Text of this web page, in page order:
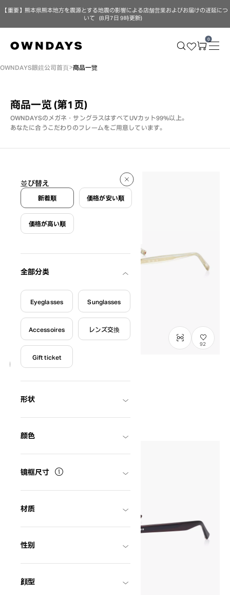
【重要】熊本県熊本地方を震源とする地震の影響による店舗営業およびお届けの遅延につ
いて（8月7日 9時更新）
0
OWNDAYS眼鏡公司首頁 商品一覽
商品一览 (第1页)
OWNDAYSのメガネ・サングラスはすべてUVカット99%以上。
あなたに合うこだわりのフレームをご用意しています。
絞り込み条件
全部分类
Eyeglasses Sunglasses
Accessoires レンズ交換
Gift ticket
形状
颜色
镜框尺寸
材质
性别
顔型
並び替え
新着順 価格が安い順
価格が高い順
92
SR1014M-6A